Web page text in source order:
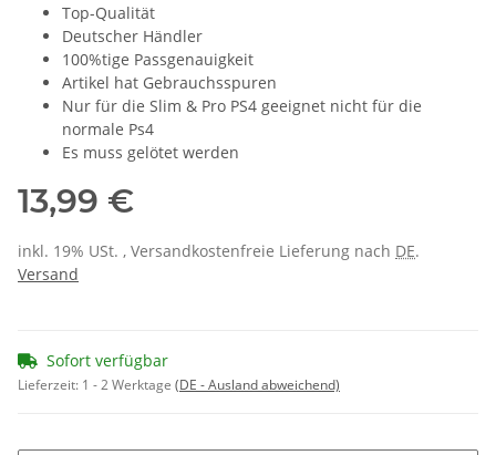
Top-Qualität
Deutscher Händler
100%tige Passgenauigkeit
Artikel hat Gebrauchsspuren
Nur für die Slim & Pro PS4 geeignet nicht für die
normale Ps4
Es muss gelötet werden
13,99 €
inkl. 19% USt. , Versandkostenfreie Lieferung nach DE.
Versand
Sofort verfügbar
Lieferzeit: 1 - 2 Werktage (DE - Ausland abweichend)